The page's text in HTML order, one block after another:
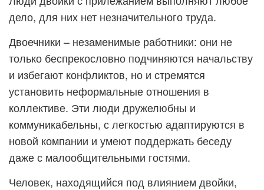
дело, для них нет незначительного труда.
Двоечники – незаменимые работники: они не
только беспрекословно подчиняются начальству
и избегают конфликтов, но и стремятся
установить неформальные отношения в
коллективе. Эти люди дружелюбны и
коммуникабельны, с легкостью адаптируются в
новой компании и умеют поддержать беседу
даже с малообщительными гостями.
Человек, находящийся под влиянием двойки,